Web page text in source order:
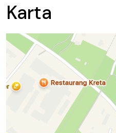
Karta